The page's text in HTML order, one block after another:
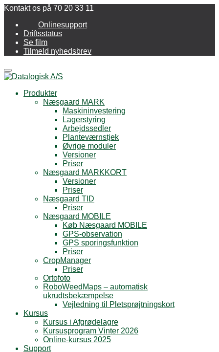
Kontakt os på 70 20 33 11
Onlinesupport
Driftsstatus
Se film
Tilmeld nyhedsbrev
Menu
Produkter
Næsgaard MARK
Maskininvestering
Lagerstyring
Arbejdssedler
Planteværnstjek
Øvrige moduler
Versioner
Priser
Næsgaard MARKKORT
Versioner
Priser
Næsgaard TID
Priser
Næsgaard MOBILE
Køb Næsgaard MOBILE
GPS-observation
GPS sporingsfunktion
Priser
CropManager
Priser
Ortofoto
RoboWeedMaps – automatisk
ukrudtsbekæmpelse
Vejledning til Pletsprøjtningskort
Kursus
Kursus i Afgrødelagre
Kursusprogram Vinter 2026
Online-kursus 2025
Support